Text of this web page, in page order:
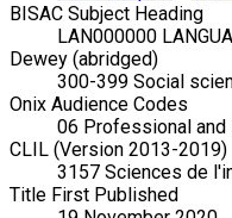
BISAC Subject Heading
LAN000000
Dewey (abridged)
300-399 Social
Onix Audience Codes
06 Professional and
CLIL (Version 2013-2019)
3157 Sciences de
Title First Published